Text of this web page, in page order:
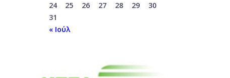
24
25 26 27 28 29
30
31
« Ιούλ